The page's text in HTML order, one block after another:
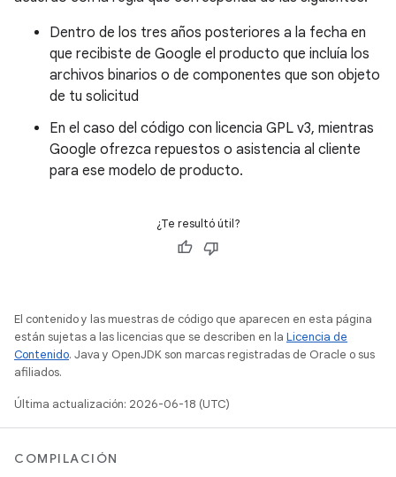
Dentro de los tres años posteriores a la fecha en
que recibiste de Google el producto que incluía los
archivos binarios o de componentes que son objeto
de tu solicitud
En el caso del código con licencia GPL v3, mientras
Google ofrezca repuestos o asistencia al cliente
para ese modelo de producto.
¿Te resultó útil?
El contenido y las muestras de código que aparecen en esta página
están sujetas a las licencias que se describen en la Licencia de
Contenido. Java y OpenJDK son marcas registradas de Oracle o sus
afiliados.
Última actualización: 2026-06-18 (UTC)
COMPILACIÓN